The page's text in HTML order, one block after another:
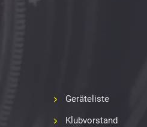
Geräteliste
Klubvorstand